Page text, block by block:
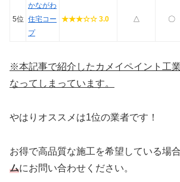
5位
かながわ
住宅コー
プ
★★★☆☆ 3.0 △ 〇
※本記事で紹介したカメイペイント工
なってしまっています。
やはりオススメは1位の業者です！
お得で高品質な施工を希望している場
ムにお問い合わせください。